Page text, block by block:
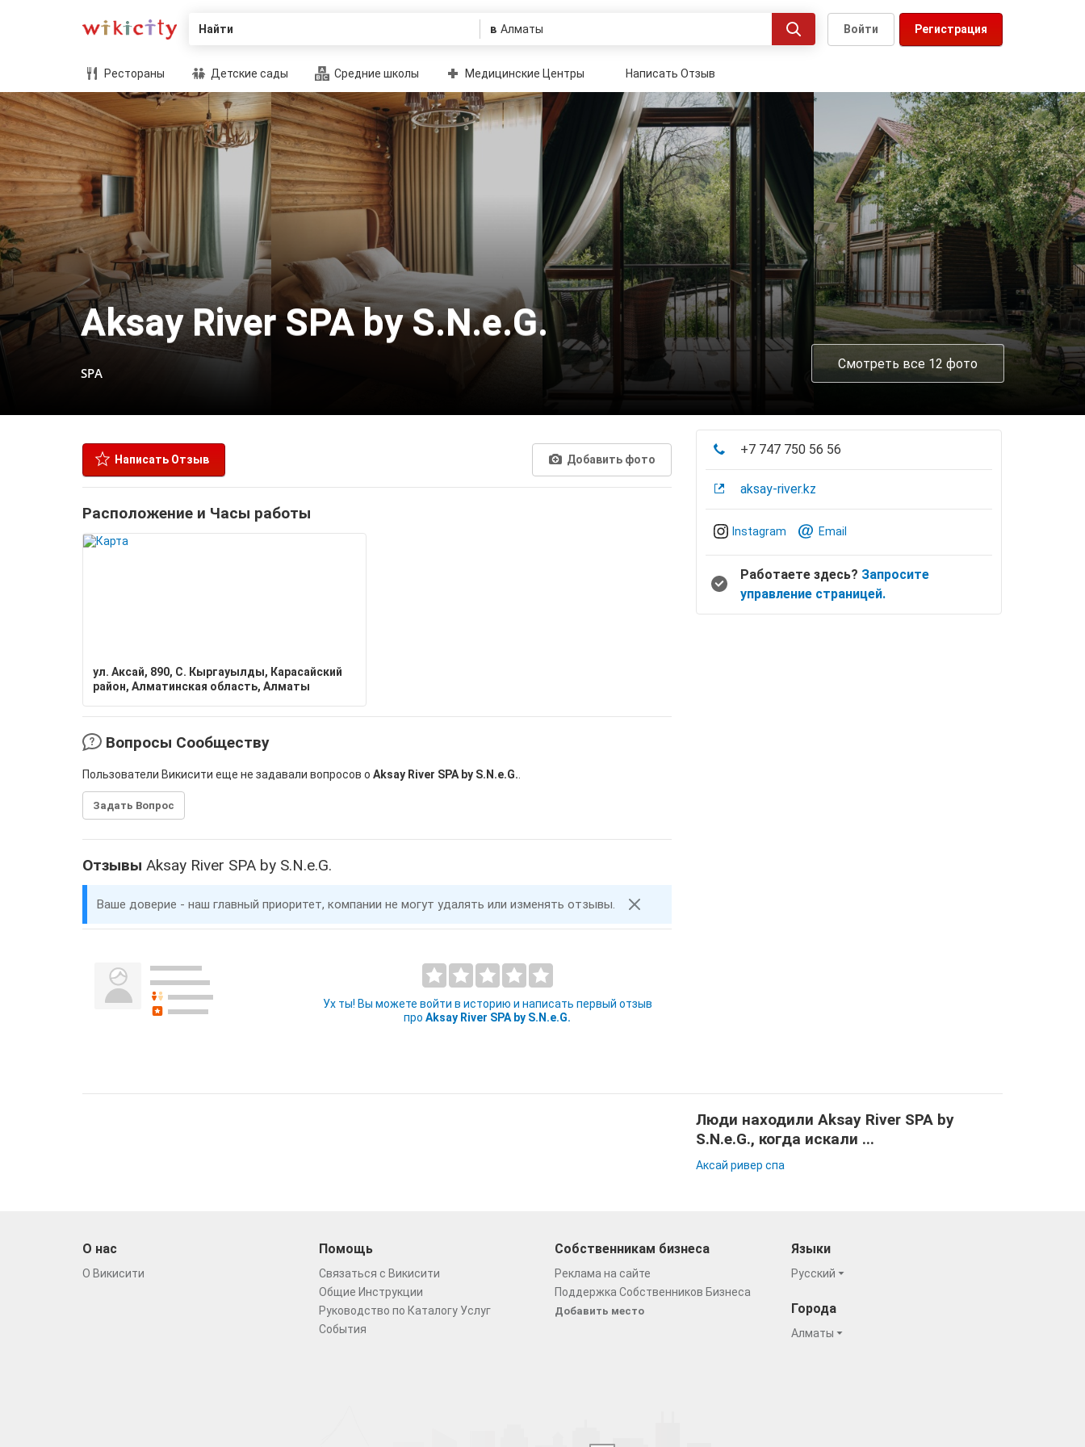
Найти в Регистрация
Войти
Рестораны Детские сады Средние школы Медицинские Центры Написать Отзыв
Aksay River SPA by S.N.e.G.
SPA
Смотреть все 12 фото
Написать Отзыв Добавить фото
Расположение и Часы работы
ул. Аксай, 890, С. Кыргауылды, Карасайский
район, Алматинская область, Алматы
Вопросы Сообществу
Пользователи Викисити еще не задавали вопросов о Aksay River SPA by S.N.e.G.
Задать Вопрос
Отзывы Aksay River SPA by S.N.e.G.
Ваше доверие - наш главный приоритет, компании не могут удалять или изменять отзывы.
Ух ты! Вы можете войти в историю и написать первый отзыв
проAksay River SPA by S.N.e.G.
+7 747 750 56 56
aksay-river.kz
Instagram Email
Работаете здесь? Запросите
управление страницей.
Люди находили Aksay River SPA by
S.N.e.G., когда искали ...
Аксай ривер спа
О нас
О Викисити
Помощь
Связаться с Викисити
Общие Инструкции
Руководство по Каталогу Услуг
События
Собственникам бизнеса
Реклама на сайте
Поддержка Собственников Бизнеса
Добавить место
Языки
Русский
Города
Алматы